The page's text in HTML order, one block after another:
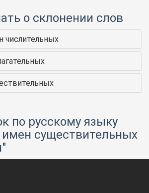
о склонении слов
числительных
по русскому языку
имен существительных